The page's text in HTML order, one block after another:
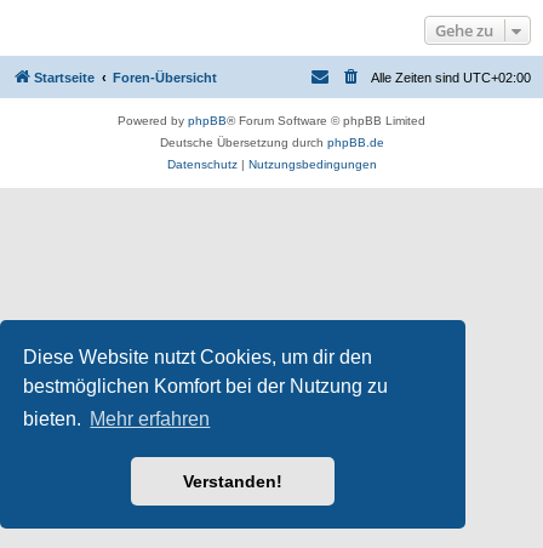
Diese Website nutzt Cookies, um dir den
bestmöglichen Komfort bei der Nutzung zu
bieten. Mehr erfahren
Verstanden!
Gehe zu
Startseite Foren-Übersicht Alle Zeiten sind UTC+02:00
Powered by phpBB® Forum Software © phpBB Limited
Deutsche Übersetzung durch phpBB.de
Datenschutz| Nutzungsbedingungen